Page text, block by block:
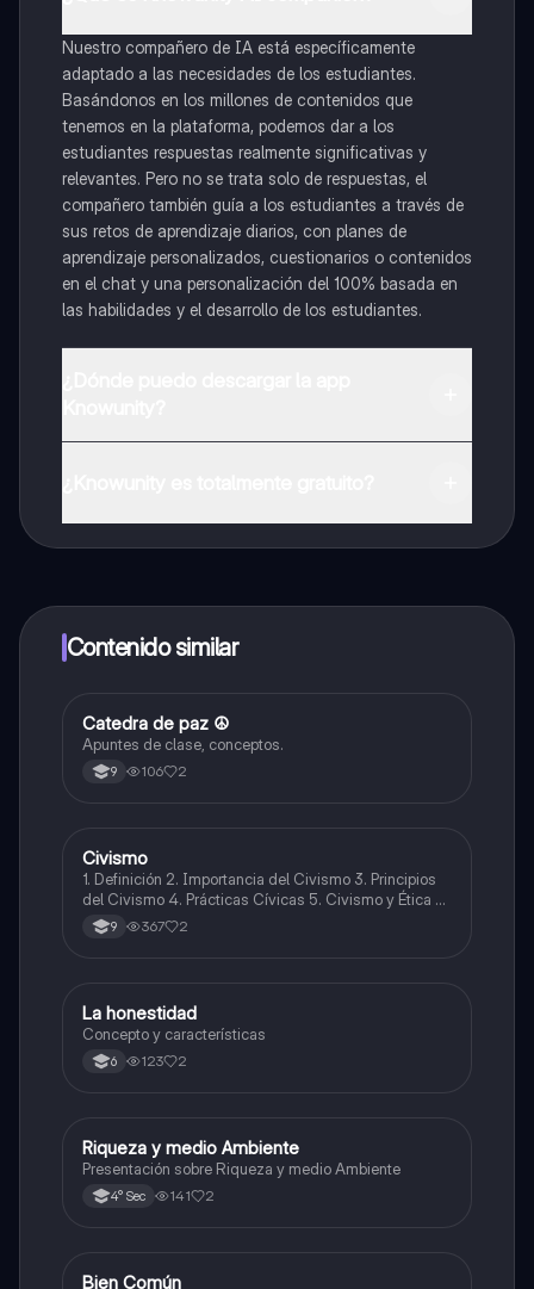
Nuestro compañero de IA está específicamente
adaptado a las necesidades de los estudiantes.
Basándonos en los millones de contenidos que
tenemos en la plataforma, podemos dar a los
estudiantes respuestas realmente significativas y
relevantes. Pero no se trata solo de respuestas, el
compañero también guía a los estudiantes a través de
sus retos de aprendizaje diarios, con planes de
aprendizaje personalizados, cuestionarios o contenidos
en el chat y una personalización del 100% basada en
las habilidades y el desarrollo de los estudiantes.
a determinadas funciones.
Contenido similar
Ética y Valores
Catedra de paz ☮️
Apuntes de clase, conceptos.
9 106 2
Ética y Valores
Civismo
1. Definición 2. Importancia del Civismo 3. Principios
del Civismo 4. Prácticas Cívicas 5. Civismo y Ética 6.
Desafíos del Civismo en la Actualidad 7. Fomento del
Civismo
9 367 2
Ética y Valores
La honestidad
Concepto y características
6 123 2
Sociales/Historia
Riqueza y medio Ambiente
Presentación sobre Riqueza y medio Ambiente
4° Sec 141 2
Ética y Valores
Bien Común